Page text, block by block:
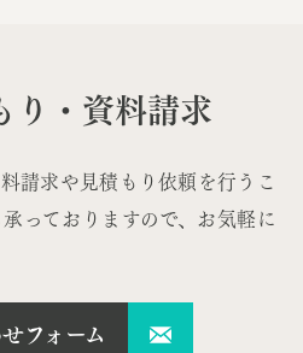
り・資料請求
請求や見積もり依頼を行うこ
っておりますので、お気軽に
フォーム